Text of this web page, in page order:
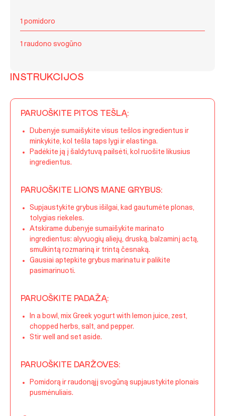
1 pomidoro
1 raudono svogūno
INSTRUKCIJOS
PARUOŠKITE PITOS TEŠLĄ:
Dubenyje sumaišykite visus tešlos ingredientus ir
minkykite, kol tešla taps lygi ir elastinga.
Padėkite ją į šaldytuvą pailsėti, kol ruošite likusius
ingredientus.
PARUOŠKITE LION’S MANE GRYBUS:
Supjaustykite grybus išilgai, kad gautumėte plonas,
tolygias riekeles.
Atskirame dubenyje sumaišykite marinato
ingredientus: alyvuogių aliejų, druską, balzaminį actą,
smulkintą rozmariną ir trintą česnaką.
Gausiai aptepkite grybus marinatu ir palikite
pasimarinuoti.
PARUOŠKITE PADAŽĄ:
In a bowl, mix Greek yogurt with lemon juice, zest,
chopped herbs, salt, and pepper.
Stir well and set aside.
PARUOŠKITE DARŽOVES:
Pomidorą ir raudonąjį svogūną supjaustykite plonais
pusmėnuliais.